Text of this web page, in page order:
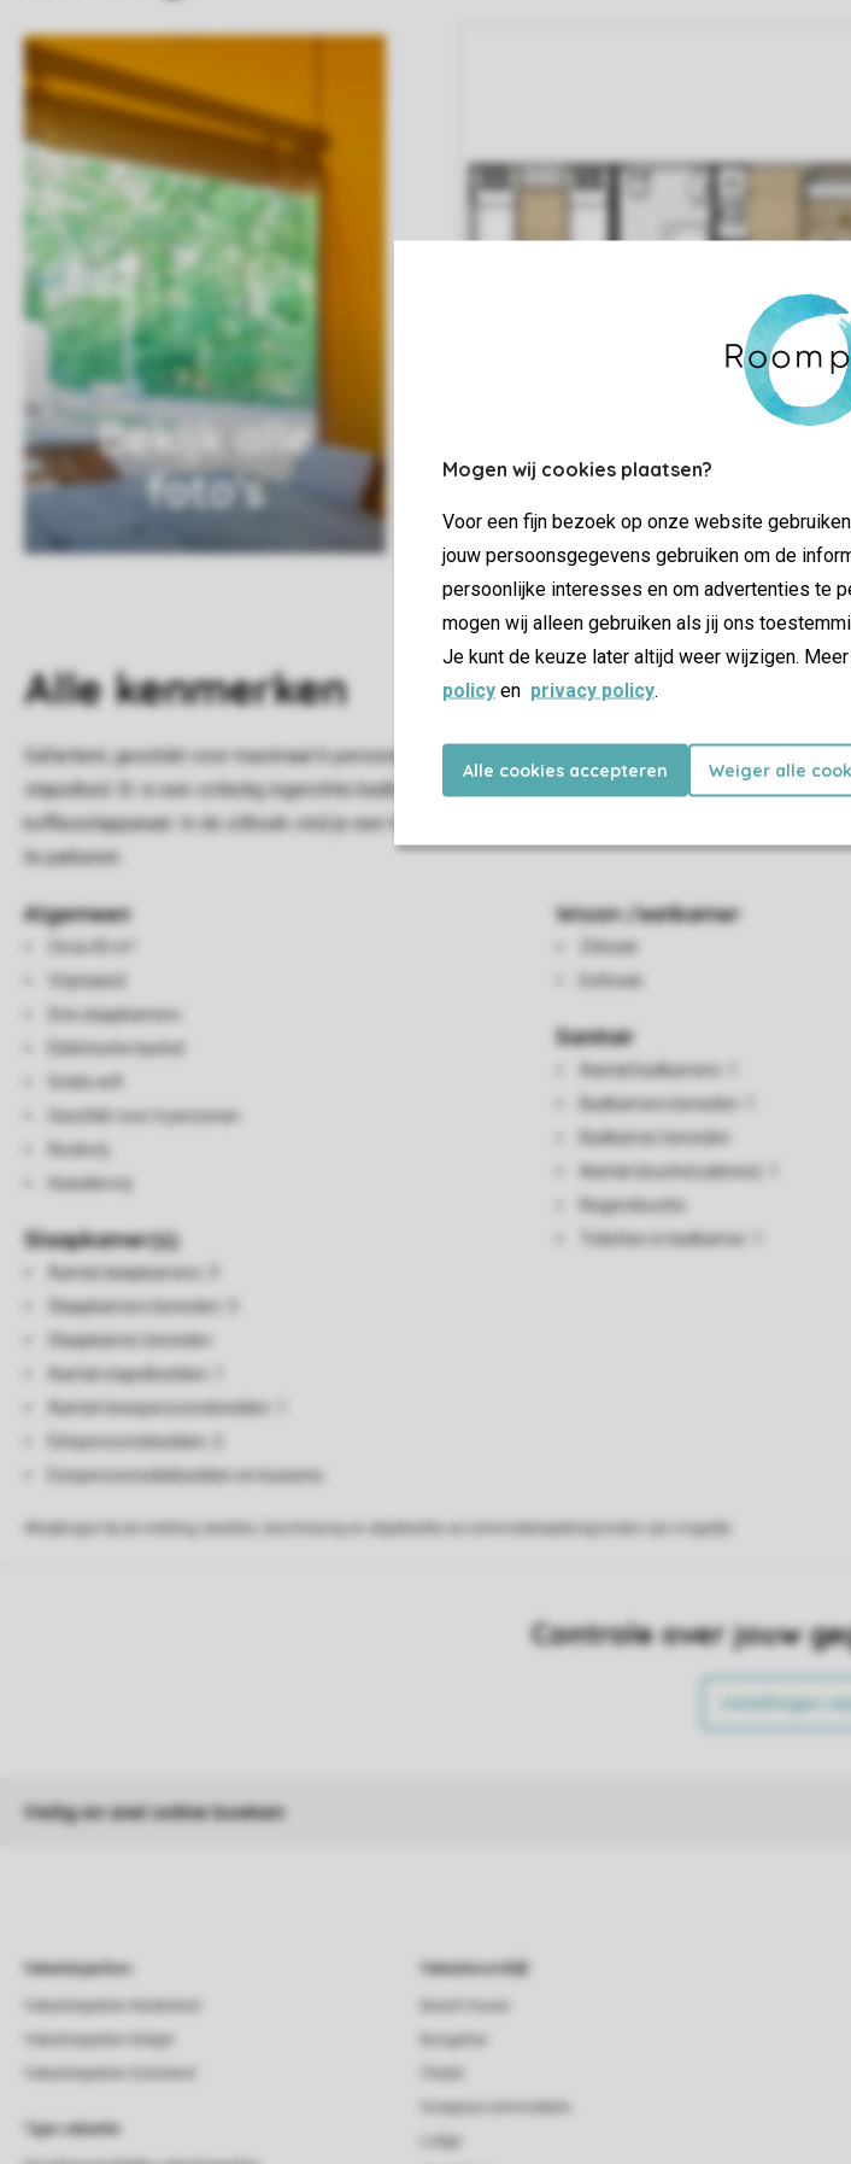
Mogen wij cookies plaatsen?
Voor een fijn bezoek op onze website
jouw persoonsgegevens gebruiken om de
persoonlijke interesses en om advertenties te
mogen wij alleen gebruiken als jij ons
Je kunt de keuze later altijd weer wijzigen.
policy en privacy policy.
Alle cookies accepteren Weiger alle
Bekijk alle
foto's
Allekenmerken
Safaritent, geschikt voor maximaal 6 personen. De tent beschikt over 3 slaapcabines, waarvan 1
stapelbed. Er is een volledig ingerichte badkamer met douche en toilet aanwezig. De open
koffiezetapparaat. In de zithoek vind je een tv. Ook beschikt de Safaritent over een picknicktafel
te parkeren.
Algemeen
Circa 45 m²
Vrijstaand
Drie slaapkamers
Elektrische kachel
Gratis wifi
Geschikt voor 6 personen
Rookvrij
Huisdiervrij
Slaapkamer(s)
Aantal slaapkamers: 3
Slaapkamers beneden: 3
Slaapkamer beneden
Aantal stapelbedden: 1
Aantal tweepersoonsbedden: 1
Eénpersoonsbedden: 2
Eenpersoonsdekbedden en kussens
Woon-/eetkamer
Zithoek
Eethoek
Sanitair
Aantal badkamers: 1
Badkamers beneden: 1
Badkamer beneden
Aantal douche(cabines): 1
Regendouche
Toiletten in badkamer: 1
Controle over jouw
Instellingen
Veilig en snel online boeken
Vakantieparken
Type vakantie
Vakantieverblijf